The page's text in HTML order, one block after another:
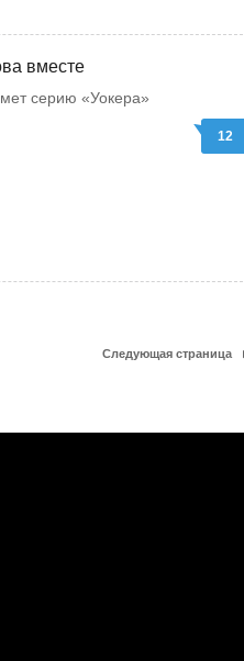
вместе
серию «Уокера»
12
Следующая страница